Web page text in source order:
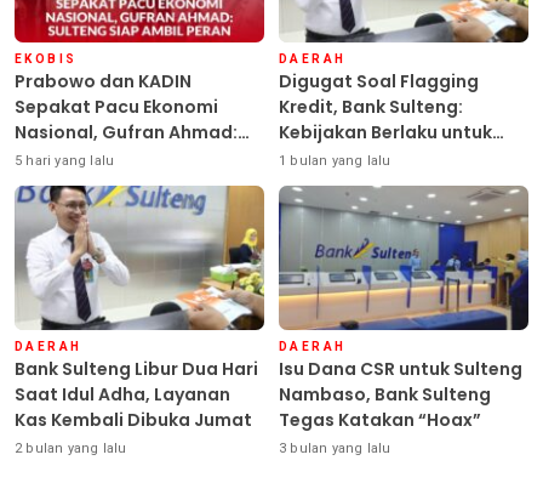
EKOBIS
Prabowo dan KADIN
Sepakat Pacu Ekonomi
Nasional, Gufran Ahmad:
Sulteng Siap Ambil Peran
5 hari yang lalu
DAERAH
Digugat Soal Flagging
Kredit, Bank Sulteng:
Kebijakan Berlaku untuk
Seluruh Debitur ASN
1 bulan yang lalu
DAERAH
Bank Sulteng Libur Dua Hari
Saat Idul Adha, Layanan
Kas Kembali Dibuka Jumat
2 bulan yang lalu
DAERAH
Isu Dana CSR untuk Sulteng
Nambaso, Bank Sulteng
Tegas Katakan “Hoax”
3 bulan yang lalu